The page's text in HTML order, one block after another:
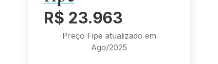
R$ 23.963
Preço Fipe atualizado em
Ago/2025